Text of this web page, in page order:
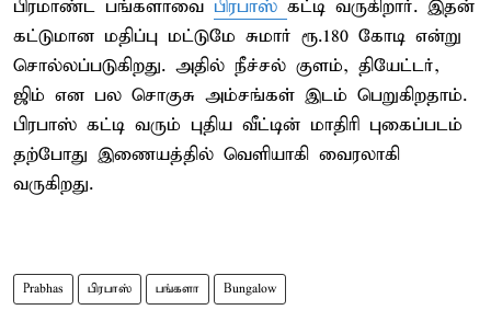
பிரமாண்ட பங்களாவை பிரபாஸ் கட்டி வருகிறார். இதன்
கட்டுமான மதிப்பு மட்டுமே சுமார் ரூ.180 கோடி என்று
சொல்லப்படுகிறது. அதில் நீச்சல் குளம், தியேட்டர்,
ஜிம் என பல சொகுசு அம்சங்கள் இடம் பெறுகிறதாம்.
பிரபாஸ் கட்டி வரும் புதிய வீட்டின் மாதிரி புகைப்படம்
தற்போது இணையத்தில் வெளியாகி வைரலாகி
வருகிறது.
Prabhas பிரபாஸ் பங்களா Bungalow